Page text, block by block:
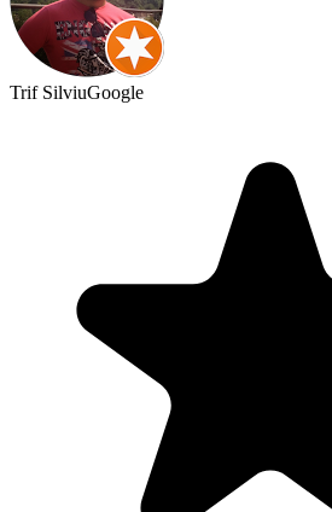
Trif SilviuGoogle